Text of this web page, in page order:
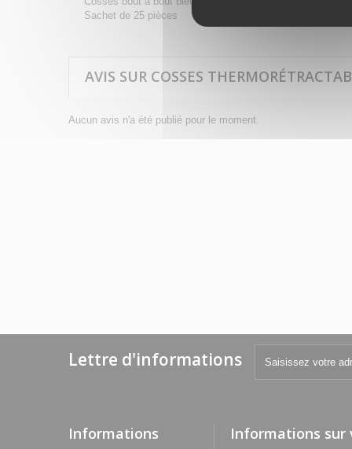
Sachet de 25 pièces
AVIS SUR COSSES
Aucun avis n'a été publié pour le moment.
Lettre d'informations
Informations Informations sur